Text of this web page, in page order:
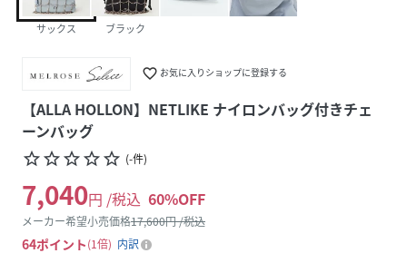
サックス ブラック
favorite_border お気に入りショップに登録する
【ALLA HOLLON】NETLIKE ナイロンバッグ付きチェ
ーンバッグ
star_borderstar_borderstar_borderstar_borderstar_border (-件)
7,040円 /税込 60%OFF
メーカー希望小売価格17,600円 /税込
64ポイント 1倍
内訳